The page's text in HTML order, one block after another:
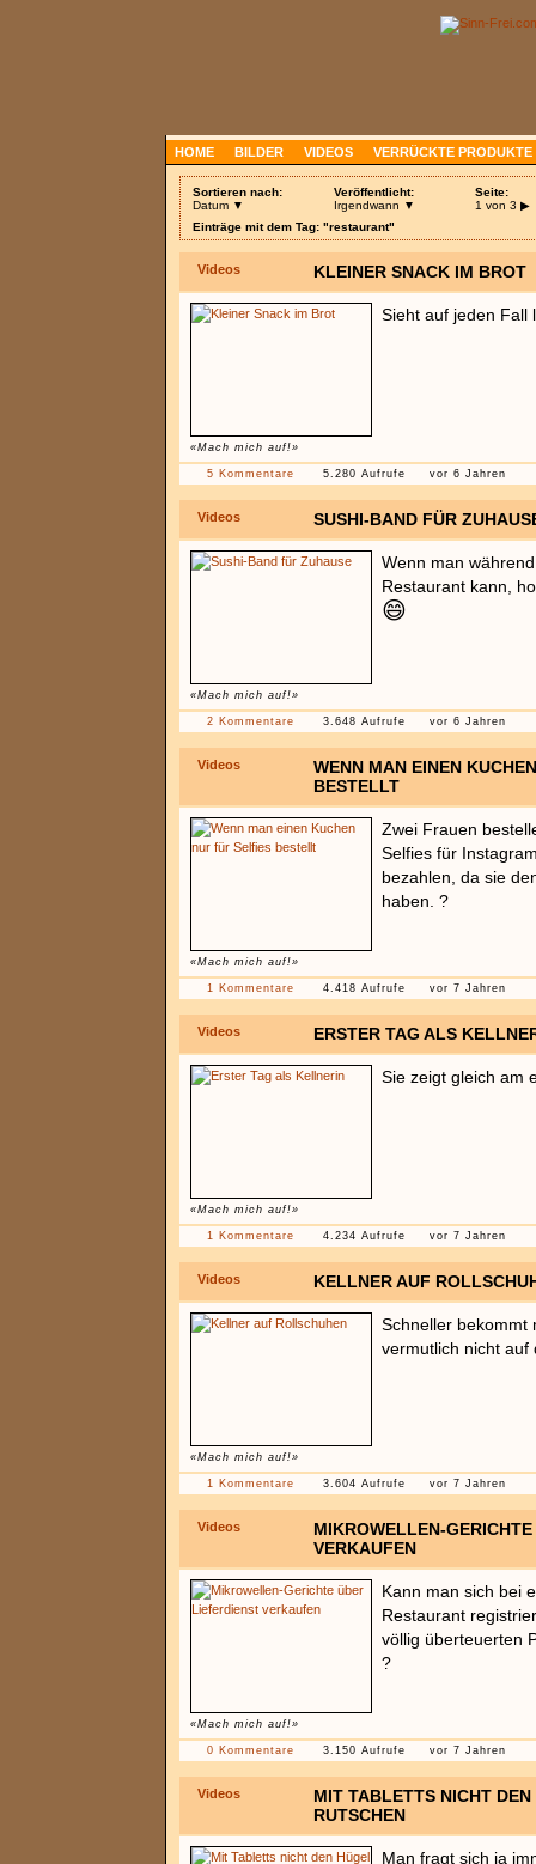
HOME BILDER VIDEOS VERRÜCKTE PRODUKTE
Sortieren nach:
Datum ▼
Veröffentlicht:
Irgendwann ▼
Seite:
1 von 3 ▶
Einträge mit dem Tag: "restaurant"
Videos KLEINER SNACK IM BROT
«Mach mich auf!»
Sieht auf jeden Fall
5 Kommentare 5.280 Aufrufe vor 6 Jahren
Videos SUSHI-BAND FÜR
«Mach mich auf!»
Wenn man
Restaurant kann,
😄
2 Kommentare 3.648 Aufrufe vor 6 Jahren
Videos
WENN MAN EINEN
BESTELLT
«Mach mich auf!»
Zwei Frauen
Selfies für
bezahlen, da sie
haben. ?
1 Kommentare 4.418 Aufrufe vor 7 Jahren
Videos ERSTER TAG ALS
«Mach mich auf!»
Sie zeigt gleich am
1 Kommentare 4.234 Aufrufe vor 7 Jahren
Videos KELLNER AUF
«Mach mich auf!»
Schneller bekommt
vermutlich nicht auf
1 Kommentare 3.604 Aufrufe vor 7 Jahren
Videos
MIKROWELLEN-
VERKAUFEN
«Mach mich auf!»
Kann man sich bei
Restaurant
völlig überteuerten
?
0 Kommentare 3.150 Aufrufe vor 7 Jahren
Videos
MIT TABLETTS NICHT
RUTSCHEN
Man fragt sich ja